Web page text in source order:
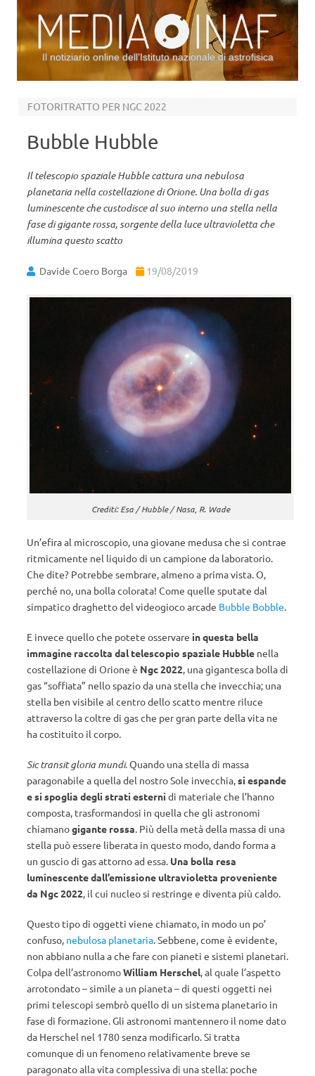
Il notiziario online dell’Istituto nazionale di astrofisica
FOTORITRATTO PER NGC 2022
Bubble Hubble
Il telescopio spaziale Hubble cattura una nebulosa
planetaria nella costellazione di Orione. Una bolla di gas
luminescente che custodisce al suo interno una stella nella
fase di gigante rossa, sorgente della luce ultravioletta che
illumina questo scatto
Davide Coero Borga 19/08/2019
Crediti: Esa / Hubble / Nasa, R. Wade
Un’efira al microscopio, una giovane medusa che si contrae
ritmicamente nel liquido di un campione da laboratorio.
Che dite? Potrebbe sembrare, almeno a prima vista. O,
perché no, una bolla colorata! Come quelle sputate dal
simpatico draghetto del videogioco arcade Bubble Bobble.
E invece quello che potete osservare in questa bella
immagine raccolta dal telescopio spaziale Hubble nella
costellazione di Orione è Ngc 2022, una gigantesca bolla di
gas “soffiata” nello spazio da una stella che invecchia; una
stella ben visibile al centro dello scatto mentre riluce
attraverso la coltre di gas che per gran parte della vita ne
ha costituito il corpo.
Sic transit gloria mundi. Quando una stella di massa
paragonabile a quella del nostro Sole invecchia,si espande
e si spoglia degli strati esterni di materiale che l’hanno
composta, trasformandosi in quella che gli astronomi
chiamanogigante rossa. Più della metà della massa di una
stella può essere liberata in questo modo, dando forma a
un guscio di gas attorno ad essa. Una bolla resa
luminescente dall’emissione ultravioletta proveniente
da Ngc 2022, il cui nucleo si restringe e diventa più caldo.
Questo tipo di oggetti viene chiamato, in modo un po’
confuso, nebulosa planetaria. Sebbene, come è evidente,
non abbiano nulla a che fare con pianeti e sistemi planetari.
Colpa dell’astronomoWilliam Herschel, al quale l’aspetto
arrotondato – simile a un pianeta – di questi oggetti nei
primi telescopi sembrò quello di un sistema planetario in
fase di formazione. Gli astronomi mantennero il nome dato
da Herschel nel 1780 senza modificarlo. Si tratta
comunque di un fenomeno relativamente breve se
paragonato alla vita complessiva di una stella: poche